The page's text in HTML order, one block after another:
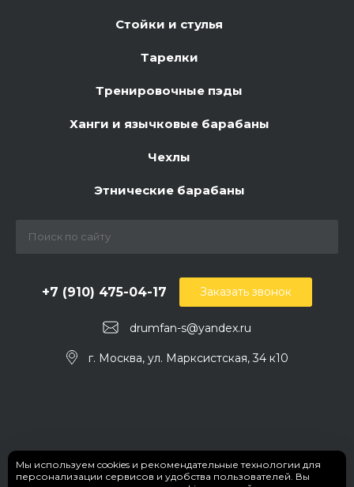
Стойки и стулья
Тарелки
Тренировочные пэды
Ханги и язычковые барабаны
Чехлы
Этнические барабаны
+7 (910) 475-04-17
drumfan-s@yandex.ru
Заказать звонок
г. Москва, ул. Марксистская, 34 к10
Мы используем cookies и рекомендательные технологии для
персонализации сервисов и удобства пользователей. Вы